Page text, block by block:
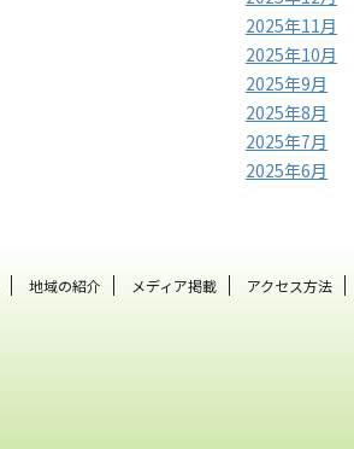
2025年11月
2025年10月
2025年9月
2025年8月
2025年7月
2025年6月
地域の紹介 メディア掲載 アクセス方法